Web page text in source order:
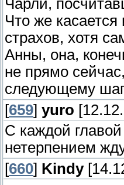
Чарли,
Что же
страхов, хотя
Анны, она,
не прямо
следующему
[659] yuro
С каждой
нетерпением
[660] Kindy